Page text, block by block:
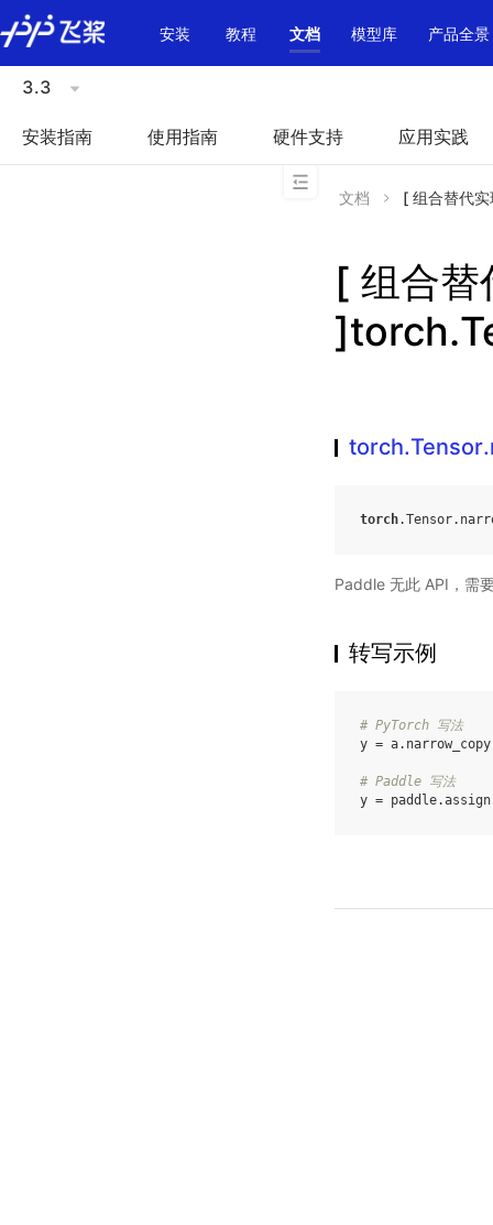
\u200E
安装
教程 文档 模型库 产品全景
3.3
安装指南 使用指南 硬件支持 应用实践
文档 [ 组合替代
[ 组合替
torch.Tensor.
Paddle 无此 API，需
转写示例
# PyTorch 写法
y = a. narrow_copy
# Paddle 写法
y = paddle.assign